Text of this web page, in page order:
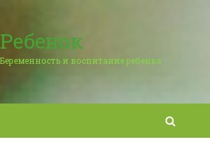
Ребенок
Беременность и воспитание ребенка